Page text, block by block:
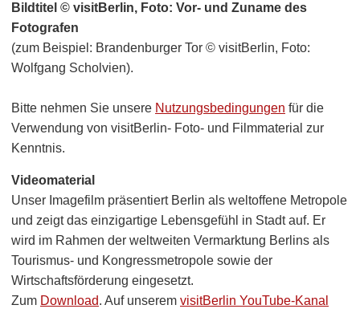
Bildtitel © visitBerlin, Foto: Vor- und Zuname des
Fotografen
(zum Beispiel: Brandenburger Tor © visitBerlin, Foto:
Wolfgang Scholvien).
Bitte nehmen Sie unsere Nutzungsbedingungen für die
Verwendung von visitBerlin- Foto- und Filmmaterial zur
Kenntnis.
Videomaterial
Unser Imagefilm präsentiert Berlin als weltoffene Metropole
und zeigt das einzigartige Lebensgefühl in Stadt auf. Er
wird im Rahmen der weltweiten Vermarktung Berlins als
Tourismus- und Kongressmetropole sowie der
Wirtschaftsförderung eingesetzt.
Zum Download. Auf unserem visitBerlin YouTube-Kanal